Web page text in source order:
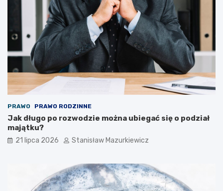
PRAWO PRAWO RODZINNE
Jak długo po rozwodzie można ubiegać się o podział
majątku?
21 lipca 2026 Stanisław Mazurkiewicz